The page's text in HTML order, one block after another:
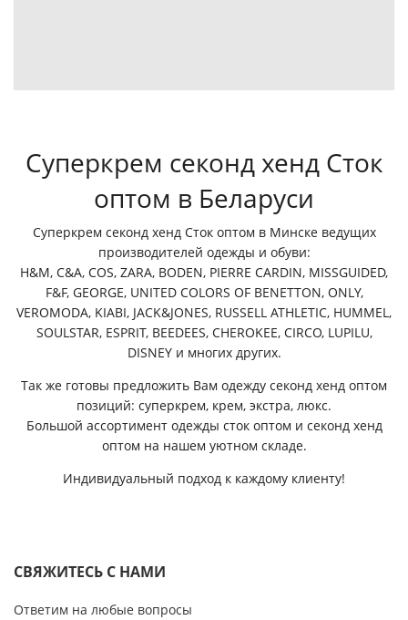
Суперкрем секонд хенд Сток
оптом в Беларуси
Суперкрем секонд хенд Сток оптом в Минске ведущих
производителей одежды и обуви:
H&M, C&A, COS, ZARA, BODEN, PIERRE CARDIN, MISSGUIDED,
F&F, GEORGE, UNITED COLORS OF BENETTON, ONLY,
VEROMODA, KIABI, JACK&JONES, RUSSELL ATHLETIC, HUMMEL,
SOULSTAR, ESPRIT, BEEDEES, CHEROKEE, CIRCO, LUPILU,
DISNEY и многих других.
Так же готовы предложить Вам одежду секонд хенд оптом
позиций: суперкрем, крем, экстра, люкс.
Большой ассортимент одежды сток оптом и секонд хенд
оптом на нашем уютном складе.
Индивидуальный подход к каждому клиенту!
СВЯЖИТЕСЬ С НАМИ
Ответим на любые вопросы